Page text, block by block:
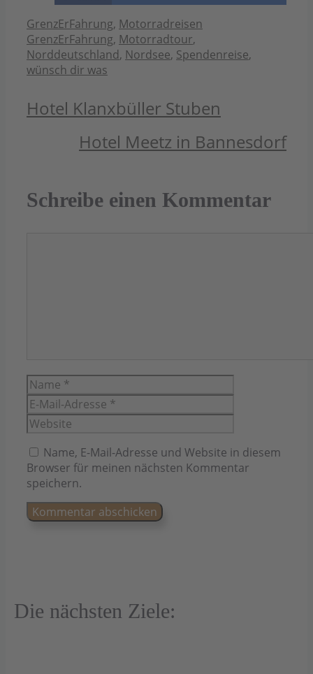
Kategorien
GrenzErFahrung, Motorradreisen
GrenzErFahrung, Motorradtour,
Norddeutschland, Nordsee, Spendenreise,
wünsch dir was
Hotel Klanxbüller Stuben
Hotel Meetz in Bannesdorf
Schreibe einen Kommentar
Name
Name, E-Mail-Adresse und Website in diesem
Browser für meinen nächsten Kommentar
speichern.
Die nächsten Ziele: